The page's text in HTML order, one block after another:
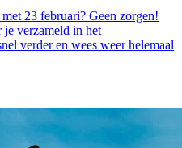
23 februari? Geen zorgen!
verzameld in het
verder en wees weer helemaal